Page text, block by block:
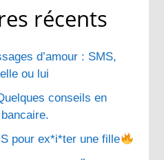
récents
d’amour : SMS,
ou lui
conseils en
pour ex*i*ter une fille